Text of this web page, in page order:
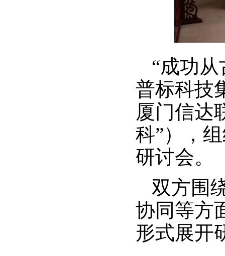
“成功
普标科技
厦门信达
科”），
研讨会。
双方围
协同等方
形式展开